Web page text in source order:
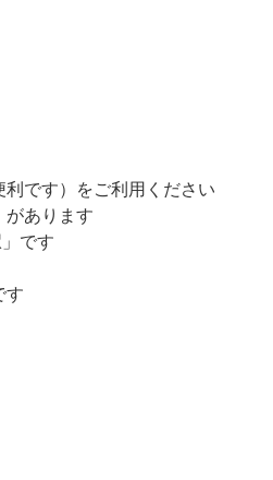
す）をご利用ください
あります
です